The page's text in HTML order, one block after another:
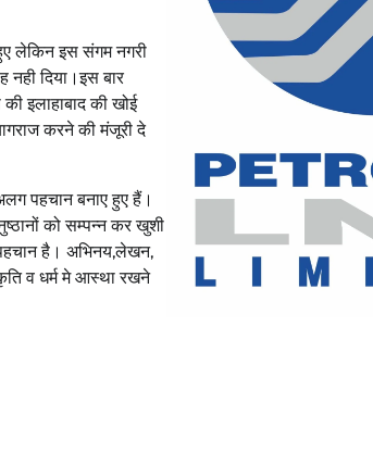
लेकिन इस संगम नगरी
दिया।इस बार
इलाहाबाद की खोई
करने की मंजूरी दे
पहचान बनाए हुए हैं।
को सम्पन्न कर खुशी
पहचान है। अभिनय,लेखन,
व धर्म मे आस्था रखने